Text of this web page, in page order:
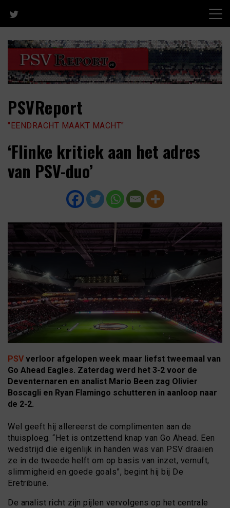
content
PSVReport
"EENDRACHT MAAKT MACHT"
‘Flinke kritiek aan het adres
van PSV-duo’
PSV verloor afgelopen week maar liefst tweemaal van
Go Ahead Eagles. Zaterdag werd het 3-2 voor de
Deventernaren en analist Mario Been zag Olivier
Boscagli en Ryan Flamingo schutteren in aanloop naar
de 2-2.
Wel geeft hij allereerst de complimenten aan de
thuisploeg. “Het is ontzettend knap van Go Ahead. Een
wedstrijd die eigenlijk in handen was van PSV draaien
ze in de tweede helft om op basis van inzet, vernuft,
slimmigheid en goede goals”, begint hij bij De
Eretribune.
De analist richt zijn pijlen vervolgens op het centrale